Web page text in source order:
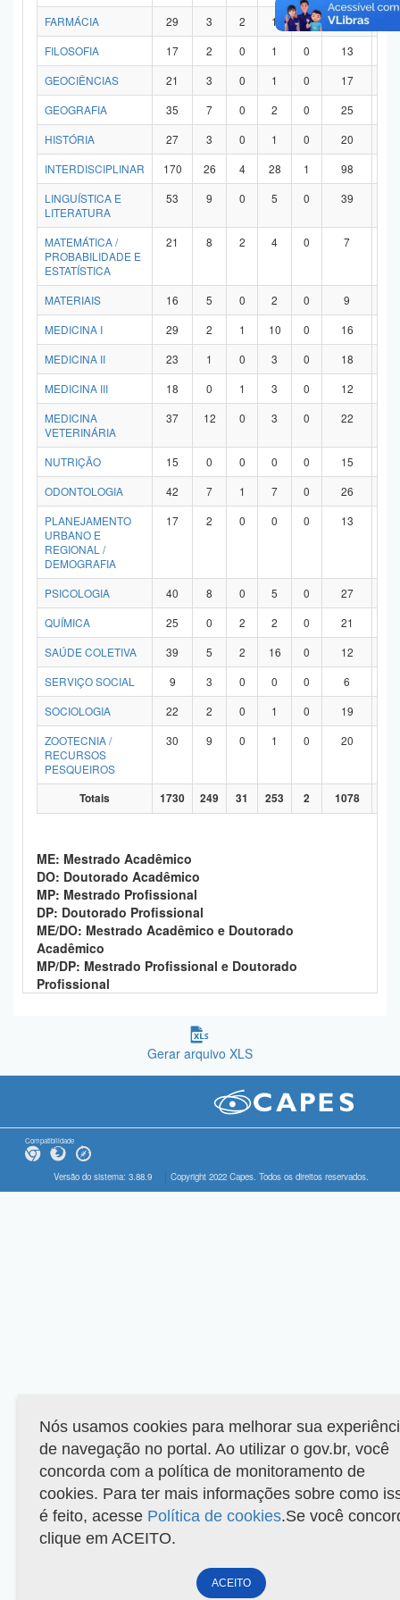
FARMÁCIA
29 3 2 1 0 21
FILOSOFIA
17 2 0 1 0 13
GEOCIÊNCIAS
21 3 0 1 0 17
GEOGRAFIA
35 7 0 2 0 25
HISTÓRIA
27 3 0 1 0 20
INTERDISCIPLINAR
170 26 4 28 1 98
LINGUÍSTICA E
LITERATURA
53 9 0 5 0 39
MATEMÁTICA /
PROBABILIDADE E
ESTATÍSTICA
21 8 2 4 0 7
MATERIAIS 16 5 0 2 0 9
MEDICINA I
29 2 1 10 0 16
MEDICINA II
23 1 0 3 0 18
MEDICINA III
18 0 1 3 0 12
MEDICINA
VETERINÁRIA
37 12 0 3 0 22
NUTRIÇÃO 15 0 0 0 0 15
ODONTOLOGIA
42 7 1 7 0 26
PLANEJAMENTO
URBANO E
REGIONAL /
DEMOGRAFIA
17 2 0 0 0 13
PSICOLOGIA 40 8 0 5 0 27
QUÍMICA
25 0 2 2 0 21
SAÚDE COLETIVA
39 5 2 16 0 12
SERVIÇO SOCIAL
9 3 0 0 0 6
SOCIOLOGIA
22 2 0 1 0 19
ZOOTECNIA /
RECURSOS
PESQUEIROS
30 9 0 1 0 20
Totais 1730 249 31 253 2 1078
ME: Mestrado Acadêmico
DO: Doutorado Acadêmico
MP: Mestrado Profissional
DP: Doutorado Profissional
ME/DO: Mestrado Acadêmico e Doutorado
Acadêmico
MP/DP: Mestrado Profissional e Doutorado
Profissional
Gerar arquivo XLS
Compatibilidade
Versão do sistema: 3.88.9 Copyright 2022 Capes. Todos os direitos reservados.
Nós usamos cookies para melhorar sua
de navegação no portal. Ao utilizar o gov.br, você
concorda com a política de monitoramento de
cookies. Para ter mais informações sobre como
é feito, acesse Política de cookies.Se você
clique em ACEITO.
ACEITO